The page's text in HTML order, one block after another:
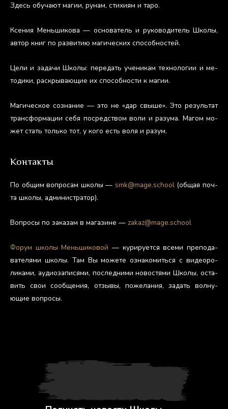
Здесь обу­ча­ют ма­гии, ру­нам, сти­хи­ям и та­ро.
Ксе­ния Мень­ши­кова — ос­но­ватель и ру­ково­дитель Шко­лы,
ав­тор книг по раз­ви­тию ма­гичес­ких спо­соб­ностей.
Це­ли и за­дачи Шко­лы: пе­редать уче­никам тех­но­логии и ме­
тоди­ки, рас­кры­ва­ющие их спо­соб­ности к ма­гии.
Ма­гичес­кое соз­на­ние — это не «дар свы­ше». Это ре­зуль­тат
тран­сфор­ма­ции се­бя пос­редс­твом во­ли и ра­зума. Ма­гом мо­
жет стать толь­ко тот, у ко­го есть во­ля и ра­зум.
Контакты
По об­щим воп­ро­сам шко­лы — smk@mage.school(об­щая поч­
та шко­лы, ад­ми­нис­тра­тор).
Воп­ро­сы по за­казам в ма­гази­не — zakaz@mage.school
Фо­рум шко­лы Мень­ши­ковой — ку­риру­ет­ся все­ми пре­пода­
вате­лями шко­лы. Там Вы мо­жете оз­на­комить­ся с ви­де­оро­
лика­ми, а­уди­оза­пися­ми, пос­ледни­ми но­вос­тя­ми Шко­лы, ос­та­
вить свои со­об­ще­ния, от­зы­вы, по­жела­ния, за­дать вол­ну­
ющие воп­ро­сы.